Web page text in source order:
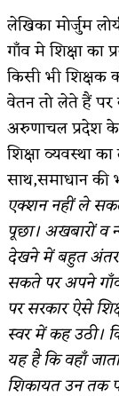
लेखिका मोर्जुम
गाँव मे शिक्षा का
किसी भी शिक्षक
वेतन तो लेते हैं
अरुणाचल प्रदेश के
शिक्षा व्यवस्था
साथ,समाधान की
एक्शन नहीं ले
पूछा। अखबारों
देखने में बहुत अंतर
सकते पर अपने
पर सरकार ऐसे
स्वर में कह उठी।
यह है कि वहाँ
शिकायत उन तक